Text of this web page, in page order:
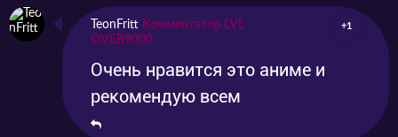
TeonFritt Комментатор LVL
OVER9000
+1
Очень нравится это аниме и
рекомендую всем